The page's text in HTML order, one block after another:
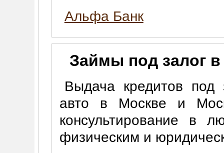
Альфа Банк
Займы под залог
Выдача кредитов
авто в Москве и
консультирование
физическим и